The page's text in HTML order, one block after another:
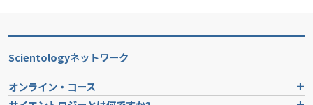
Scientologyネットワーク
オンライン・コース